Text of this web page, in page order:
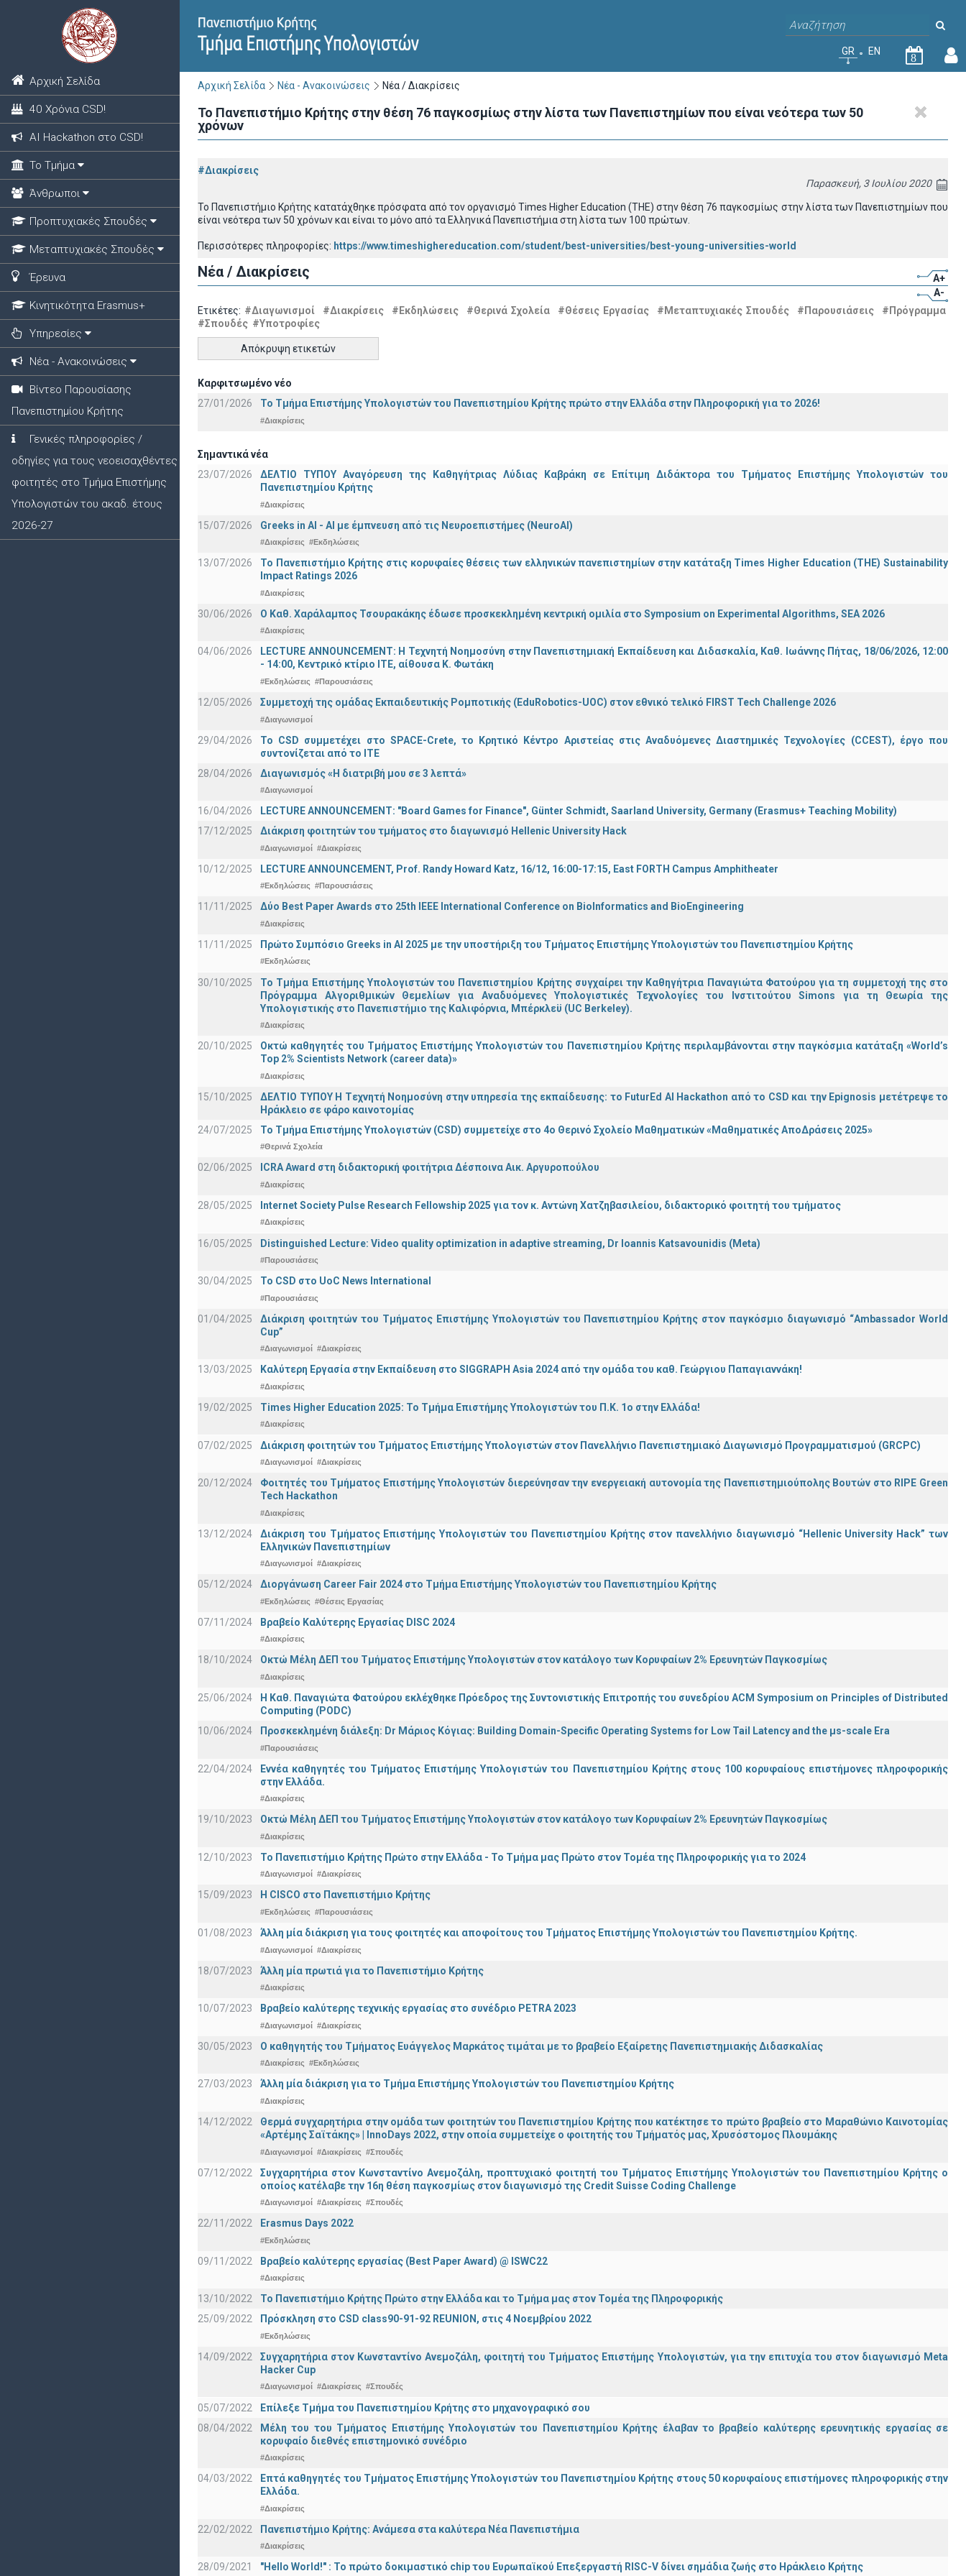
Αρχική Σελίδα
40 Χρόνια CSD!
ΑΙ Hackathon στο CSD!
Το Τμήμα
Άνθρωποι
Προπτυχιακές Σπουδές
Μεταπτυχιακές Σπουδές
Έρευνα
Κινητικότητα Erasmus+
Υπηρεσίες
Νέα - Ανακοινώσεις
Βίντεο Παρουσίασης
Πανεπιστημίου Κρήτης
Γενικές πληροφορίες /
οδηγίες για τους νεοεισαχθέντες
φοιτητές στο Τμήμα Επιστήμης
Υπολογιστών του ακαδ. έτους
2026-27
GR EN
8
Αρχική Σελίδα Νέα - Ανακοινώσεις Νέα / Διακρίσεις
Το Πανεπιστήμιο Κρήτης στην θέση 76 παγκοσμίως στην λίστα των Πανεπιστημίων που είναι νεότερα των 50
χρόνων
#Διακρίσεις
Παρασκευή, 3 Ιουλίου 2020
Το Πανεπιστήμιο Κρήτης κατατάχθηκε πρόσφατα από τον οργανισμό Times Higher Education (THE) στην θέση 76 παγκοσμίως στην λίστα των Πανεπιστημίων που
είναι νεότερα των 50 χρόνων και είναι το μόνο από τα Ελληνικά Πανεπιστήμια στη λίστα των 100 πρώτων.
Περισσότερες πληροφορίες: https://www.timeshighereducation.com/student/best-universities/best-young-universities-world
Νέα / Διακρίσεις
A+
A-
Ετικέτες: #Διαγωνισμοί #Διακρίσεις #Εκδηλώσεις #Θερινά Σχολεία #Θέσεις Εργασίας #Μεταπτυχιακές Σπουδές #Παρουσιάσεις
#Πρόγραμμα
#Σπουδές #Υποτροφίες
Απόκρυψη ετικετών
Καρφιτσωμένο νέο
27/01/2026
Το Τμήμα Επιστήμης Υπολογιστών του Πανεπιστημίου Κρήτης πρώτο στην Ελλάδα στην Πληροφορική για το 2026!
#Διακρίσεις
Σημαντικά νέα
23/07/2026
ΔΕΛΤΙΟ ΤΥΠΟΥ Αναγόρευση της Καθηγήτριας Λύδιας Καβράκη σε Επίτιμη Διδάκτορα του Τμήματος Επιστήμης Υπολογιστών του
Πανεπιστημίου Κρήτης
#Διακρίσεις
15/07/2026 Greeks in AI - ΑΙ με έμπνευση από τις Νευροεπιστήμες (NeuroAI)
#Διακρίσεις #Εκδηλώσεις
13/07/2026
Το Πανεπιστήμιο Κρήτης στις κορυφαίες θέσεις των ελληνικών πανεπιστημίων στην κατάταξη Times Higher Education (ΤΗΕ) Sustainability
Impact Ratings 2026
#Διακρίσεις
30/06/2026 Ο Καθ. Χαράλαμπος Τσουρακάκης έδωσε προσκεκλημένη κεντρική ομιλία στο Symposium on Experimental Algorithms, SEA 2026
#Διακρίσεις
04/06/2026
LECTURE ANNOUNCEMENT: Η Τεχνητή Νοημοσύνη στην Πανεπιστημιακή Εκπαίδευση και Διδασκαλία, Καθ. Ιωάννης Πήτας, 18/06/2026, 12:00
- 14:00, Κεντρικό κτίριο ΙΤΕ, αίθουσα Κ. Φωτάκη
#Εκδηλώσεις #Παρουσιάσεις
12/05/2026 Συμμετοχή της ομάδας Εκπαιδευτικής Ρομποτικής (EduRobotics-UOC) στον εθνικό τελικό FIRST Tech Challenge 2026
#Διαγωνισμοί
29/04/2026
Το CSD συμμετέχει στο SPACE-Crete, το Κρητικό Κέντρο Αριστείας στις Αναδυόμενες Διαστημικές Τεχνολογίες (CCEST), έργο που
συντονίζεται από το ΙΤΕ
28/04/2026
Διαγωνισμός «Η διατριβή μου σε 3 λεπτά»
#Διαγωνισμοί
16/04/2026
LECTURE ANNOUNCEMENT: "Board Games for Finance", Günter Schmidt, Saarland University, Germany (Erasmus+ Teaching Mobility)
17/12/2025
Διάκριση φοιτητών του τμήματος στο διαγωνισμό Hellenic University Hack
#Διαγωνισμοί #Διακρίσεις
10/12/2025 LECTURE ANNOUNCEMENT, Prof. Randy Howard Katz, 16/12, 16:00-17:15, East FORTH Campus Amphitheater
#Εκδηλώσεις #Παρουσιάσεις
11/11/2025 Δύο Best Paper Awards στο 25th IEEE International Conference on BioInformatics and BioEngineering
#Διακρίσεις
11/11/2025 Πρώτο Συμπόσιο Greeks in AI 2025 με την υποστήριξη του Τμήματος Επιστήμης Υπολογιστών του Πανεπιστημίου Κρήτης
#Εκδηλώσεις
30/10/2025
Το Τμήμα Επιστήμης Υπολογιστών του Πανεπιστημίου Κρήτης συγχαίρει την Καθηγήτρια Παναγιώτα Φατούρου για τη συμμετοχή της στο
Πρόγραμμα Αλγοριθμικών Θεμελίων για Αναδυόμενες Υπολογιστικές Τεχνολογίες του Ινστιτούτου Simons για τη Θεωρία της
Υπολογιστικής στο Πανεπιστήμιο της Καλιφόρνια, Μπέρκλεϋ (UC Berkeley).
#Διακρίσεις
20/10/2025
Οκτώ καθηγητές του Τμήματος Επιστήμης Υπολογιστών του Πανεπιστημίου Κρήτης περιλαμβάνονται στην παγκόσμια κατάταξη «World’s
Top 2% Scientists Network (career data)»
#Διακρίσεις
15/10/2025
ΔΕΛΤΙΟ ΤΥΠΟΥ H Tεχνητή Νοημοσύνη στην υπηρεσία της εκπαίδευσης: το FuturEd AI Hackathon από το CSD και την Epignosis μετέτρεψε το
Ηράκλειο σε φάρο καινοτομίας
24/07/2025
Το Τμήμα Επιστήμης Υπολογιστών (CSD) συμμετείχε στο 4ο Θερινό Σχολείο Μαθηματικών «Μαθηματικές ΑποΔράσεις 2025»
#Θερινά Σχολεία
02/06/2025 ICRA Award στη διδακτορική φοιτήτρια Δέσποινα Αικ. Αργυροπούλου
#Διακρίσεις
28/05/2025 Internet Society Pulse Research Fellowship 2025 για τον κ. Αντώνη Χατζηβασιλείου, διδακτορικό φοιτητή του τμήματος
#Διακρίσεις
16/05/2025 Distinguished Lecture: Video quality optimization in adaptive streaming, Dr Ioannis Katsavounidis (Meta)
#Παρουσιάσεις
30/04/2025 To CSD στο UoC News International
#Παρουσιάσεις
01/04/2025
Διάκριση φοιτητών του Τμήματος Επιστήμης Υπολογιστών του Πανεπιστημίου Κρήτης στον παγκόσμιο διαγωνισμό “Ambassador World
Cup”
#Διαγωνισμοί #Διακρίσεις
13/03/2025 Καλύτερη Εργασία στην Εκπαίδευση στο SIGGRAPH Asia 2024 από την ομάδα του καθ. Γεώργιου Παπαγιαννάκη!
#Διακρίσεις
19/02/2025 Times Higher Education 2025: Το Τμήμα Επιστήμης Υπολογιστών του Π.Κ. 1ο στην Ελλάδα!
#Διακρίσεις
07/02/2025 Διάκριση φοιτητών του Τμήματος Επιστήμης Υπολογιστών στον Πανελλήνιο Πανεπιστημιακό Διαγωνισμό Προγραμματισμού (GRCPC)
#Διαγωνισμοί #Διακρίσεις
20/12/2024
Φοιτητές του Τμήματος Επιστήμης Υπολογιστών διερεύνησαν την ενεργειακή αυτονομία της Πανεπιστημιούπολης Βουτών στο RIPE Green
Tech Hackathon
#Διακρίσεις
13/12/2024
Διάκριση του Τμήματος Επιστήμης Υπολογιστών του Πανεπιστημίου Κρήτης στον πανελλήνιο διαγωνισμό “Hellenic University Hack” των
Ελληνικών Πανεπιστημίων
#Διαγωνισμοί #Διακρίσεις
05/12/2024 Διοργάνωση Career Fair 2024 στο Τμήμα Επιστήμης Υπολογιστών του Πανεπιστημίου Κρήτης
#Εκδηλώσεις #Θέσεις Εργασίας
07/11/2024 Βραβείο Καλύτερης Εργασίας DISC 2024
#Διακρίσεις
18/10/2024 Οκτώ Μέλη ΔΕΠ του Τμήματος Επιστήμης Υπολογιστών στον κατάλογο των Κορυφαίων 2% Ερευνητών Παγκοσμίως
#Διακρίσεις
25/06/2024
Η Καθ. Παναγιώτα Φατούρου εκλέχθηκε Πρόεδρος της Συντονιστικής Επιτροπής του συνεδρίου ACM Symposium on Principles of Distributed
Computing (PODC)
10/06/2024
Προσκεκλημένη διάλεξη: Dr Μάριος Κόγιας: Building Domain-Specific Operating Systems for Low Tail Latency and the μs-scale Era
#Παρουσιάσεις
22/04/2024
Εννέα καθηγητές του Τμήματος Επιστήμης Υπολογιστών του Πανεπιστημίου Κρήτης στους 100 κορυφαίους επιστήμονες πληροφορικής
στην Ελλάδα.
#Διακρίσεις
19/10/2023 Οκτώ Μέλη ΔΕΠ του Τμήματος Επιστήμης Υπολογιστών στον κατάλογο των Κορυφαίων 2% Ερευνητών Παγκοσμίως
#Διακρίσεις
12/10/2023 Το Πανεπιστήμιο Κρήτης Πρώτο στην Ελλάδα - Το Τμήμα μας Πρώτο στον Τομέα της Πληροφορικής για το 2024
#Διαγωνισμοί #Διακρίσεις
15/09/2023 Η CISCO στο Πανεπιστήμιο Κρήτης
#Εκδηλώσεις #Παρουσιάσεις
01/08/2023 Άλλη μία διάκριση για τους φοιτητές και αποφοίτους του Τμήματος Επιστήμης Υπολογιστών του Πανεπιστημίου Κρήτης.
#Διαγωνισμοί #Διακρίσεις
18/07/2023 Άλλη μία πρωτιά για το Πανεπιστήμιο Κρήτης
#Διακρίσεις
10/07/2023 Βραβείο καλύτερης τεχνικής εργασίας στο συνέδριο PETRA 2023
#Διαγωνισμοί #Διακρίσεις
30/05/2023 Ο καθηγητής του Τμήματος Ευάγγελος Μαρκάτος τιμάται με το βραβείο Εξαίρετης Πανεπιστημιακής Διδασκαλίας
#Διακρίσεις #Εκδηλώσεις
27/03/2023 Άλλη μία διάκριση για το Τμήμα Επιστήμης Υπολογιστών του Πανεπιστημίου Κρήτης
#Διακρίσεις
14/12/2022
Θερμά συγχαρητήρια στην ομάδα των φοιτητών του Πανεπιστημίου Κρήτης που κατέκτησε το πρώτο βραβείο στο Μαραθώνιο Καινοτομίας
«Αρτέμης Σαϊτάκης» | InnoDays 2022, στην οποία συμμετείχε ο φοιτητής του Τμήματός μας, Χρυσόστομος Πλουμάκης
#Διαγωνισμοί #Διακρίσεις #Σπουδές
07/12/2022
Συγχαρητήρια στον Κωνσταντίνο Ανεμοζάλη, προπτυχιακό φοιτητή του Τμήματος Επιστήμης Υπολογιστών του Πανεπιστημίου Κρήτης ο
οποίος κατέλαβε την 16η θέση παγκοσμίως στον διαγωνισμό της Credit Suisse Coding Challenge
#Διαγωνισμοί #Διακρίσεις #Σπουδές
22/11/2022 Erasmus Days 2022
#Εκδηλώσεις
09/11/2022 Βραβείο καλύτερης εργασίας (Best Paper Award) @ ISWC22
#Διακρίσεις
13/10/2022
Το Πανεπιστήμιο Κρήτης Πρώτο στην Ελλάδα και το Τμήμα μας στον Τομέα της Πληροφορικής
25/09/2022
Πρόσκληση στο CSD class90-91-92 REUNION, στις 4 Νοεμβρίου 2022
#Εκδηλώσεις
14/09/2022
Συγχαρητήρια στον Κωνσταντίνο Ανεμοζάλη, φοιτητή του Τμήματος Επιστήμης Υπολογιστών, για την επιτυχία του στον διαγωνισμό Meta
Hacker Cup
#Διαγωνισμοί #Διακρίσεις #Σπουδές
05/07/2022
Επίλεξε Τμήμα του Πανεπιστημίου Κρήτης στο μηχανογραφικό σου
08/04/2022
Μέλη του του Τμήματος Επιστήμης Υπολογιστών του Πανεπιστημίου Κρήτης έλαβαν το βραβείο καλύτερης ερευνητικής εργασίας σε
κορυφαίο διεθνές επιστημονικό συνέδριο
#Διακρίσεις
04/03/2022
Επτά καθηγητές του Τμήματος Επιστήμης Υπολογιστών του Πανεπιστημίου Κρήτης στους 50 κορυφαίους επιστήμονες πληροφορικής στην
Ελλάδα.
#Διακρίσεις
22/02/2022 Πανεπιστήμιο Κρήτης: Ανάμεσα στα καλύτερα Νέα Πανεπιστήμια
#Διακρίσεις
28/09/2021 "Hello World!" : Το πρώτο δοκιμαστικό chip του Ευρωπαϊκού Επεξεργαστή RISC-V δίνει σημάδια ζωής στο Ηράκλειο Κρήτης